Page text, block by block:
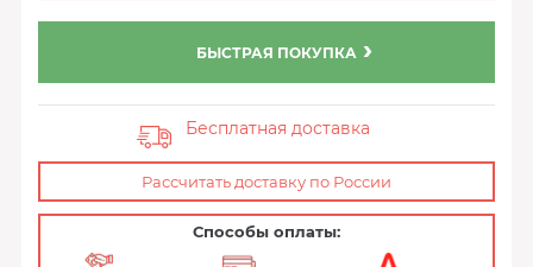
БЫСТРАЯ ПОКУПКА
Бесплатная доставка
Рассчитать доставку по России
Способы оплаты: